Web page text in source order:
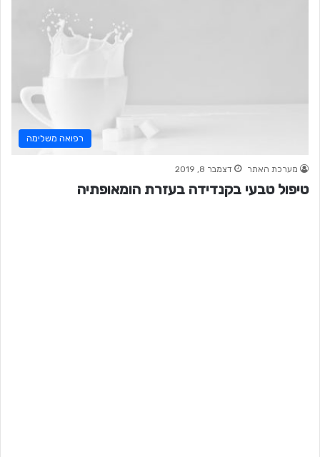
רפואה משלימה
מערכת האתר דצמבר 8, 2019
טיפול טבעי בקנדידה בעזרת הומאופתיה